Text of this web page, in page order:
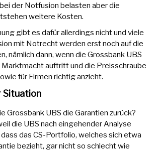
der Notfusion belasten aber die
weitere Kosten.
gibt es dafür allerdings nicht und viele
mit Notrecht werden erst noch auf die
nämlich dann, wenn die Grossbank UBS
auftritt und die Preisschraube
für Firmen richtig anzieht.
Situation
Grossbank UBS die Garantien zurück?
die UBS nach eingehender Analyse
das CS-Portfolio, welches sich etwa
bezieht, gar nicht so schlecht wie